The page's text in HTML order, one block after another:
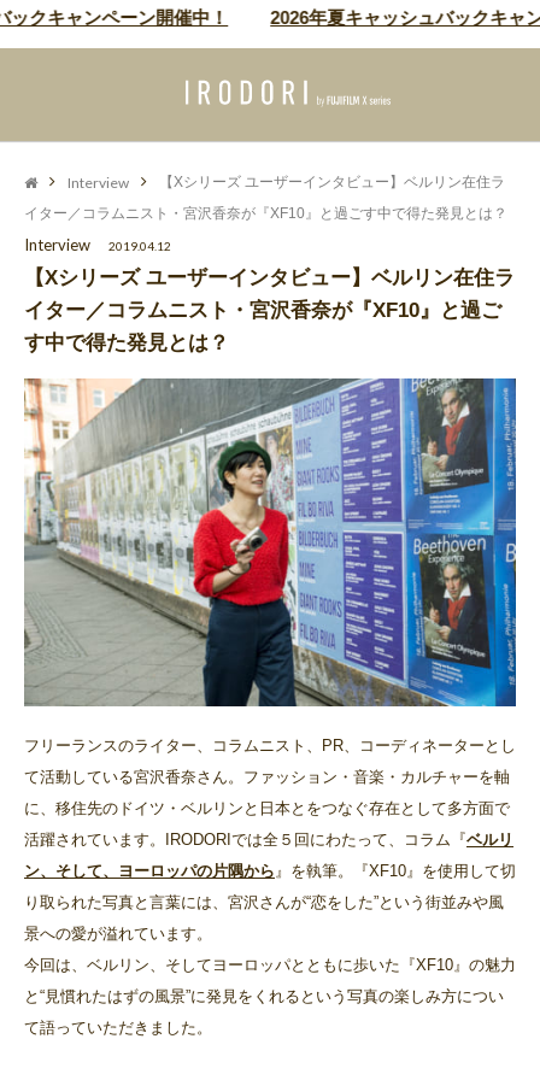
キャンペーン開催中！ 2026年夏キャッシュバックキャンペ
Interview
【Xシリーズ ユーザーインタビュー】ベルリン在住ラ
イター／コラムニスト・宮沢香奈が『XF10』と過ごす中で得た発見とは？
Interview 2019.04.12
【Xシリーズ ユーザーインタビュー】ベルリン在住ラ
イター／コラムニスト・宮沢香奈が『XF10』と過ご
す中で得た発見とは？
フリーランスのライター、コラムニスト、PR、コーディネーターとし
て活動している宮沢香奈さん。ファッション・音楽・カルチャーを軸
に、移住先のドイツ・ベルリンと日本とをつなぐ存在として多方面で
活躍されています。IRODORIでは全５回にわたって、コラム『ベルリ
ン、そして、ヨーロッパの片隅から 』を執筆。『XF10』を使用して切
り取られた写真と言葉には、宮沢さんが“恋をした”という街並みや風
景への愛が溢れています。
今回は、ベルリン、そしてヨーロッパとともに歩いた『XF10』の魅力
と“見慣れたはずの風景”に発見をくれるという写真の楽しみ方につい
て語っていただきました。